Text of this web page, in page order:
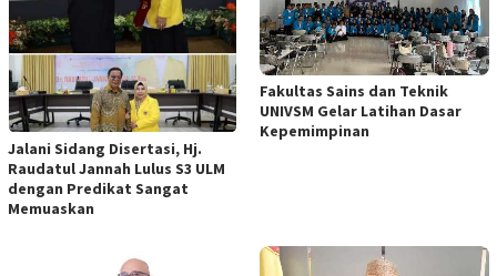
Jalani Sidang Disertasi, Hj.
Raudatul Jannah Lulus S3 ULM
dengan Predikat Sangat
Memuaskan
Fakultas Sains dan Teknik
UNIVSM Gelar Latihan Dasar
Kepemimpinan